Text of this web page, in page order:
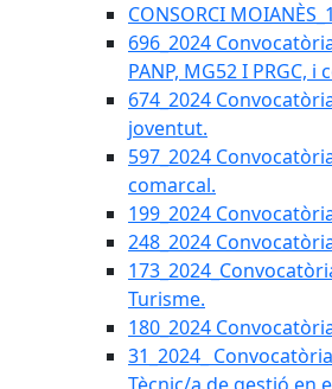
CONSORCI
696_2024
PANP, MG52 I PRGC,
674_2024
joventut.
597_2024
comarcal.
199_2024
248_2024
Turisme.
180_2024
31_2024_